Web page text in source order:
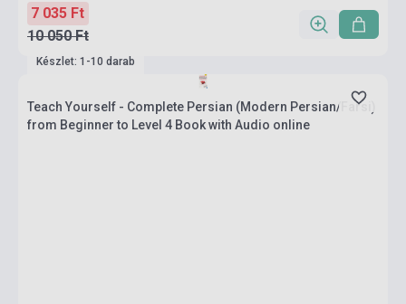
7 035 Ft
10 050 Ft
Készlet: 1-10 darab
Teach Yourself - Complete Persian (Modern Persian/Farsi)
from Beginner to Level 4 Book with Audio online